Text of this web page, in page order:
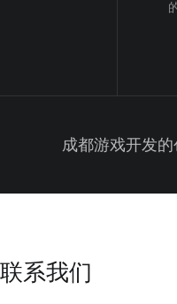
成都游戏开发
联系我们